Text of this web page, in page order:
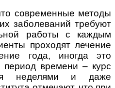
современные методы
заболеваний требуют
работы с каждым
проходят лечение
года, иногда это
период времени – курс
неделями и даже